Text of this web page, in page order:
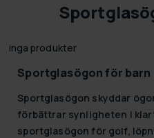
inga produkter
Sportglasögon för barn
Sportglasögon skyddar
förbättrar synligheten i
sportglasögon för golf,